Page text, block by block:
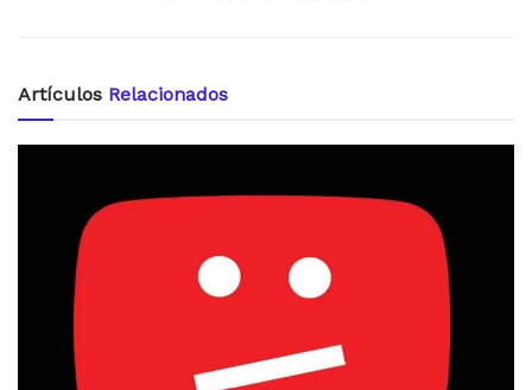
Artículos Relacionados